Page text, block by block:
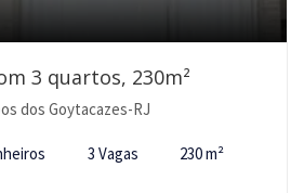
3 quartos, 230m²
dos Goytacazes-RJ
3 Vagas 230 m²